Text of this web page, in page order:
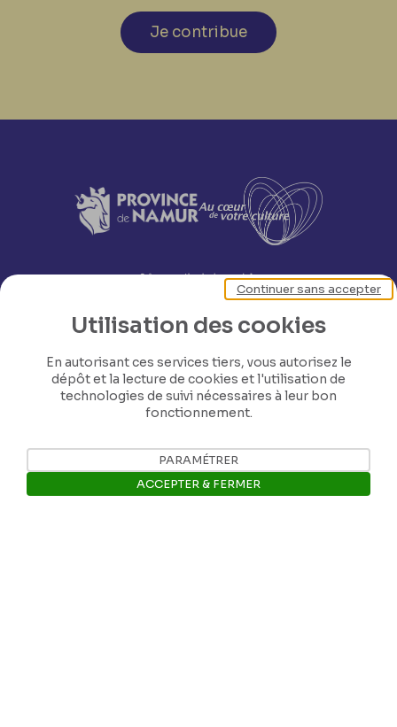
Je contribue
Nos coordonnées
Utilisation des cookies
En autorisant ces services tiers, vous autorisez le
dépôt et la lecture de cookies et l'utilisation de
technologies de suivi nécessaires à leur bon
fonctionnement.
Continuer sans accepter
PARAMÉTRER
ACCEPTER & FERMER